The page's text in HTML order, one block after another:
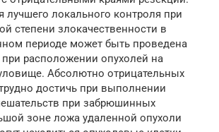
лучшего локального контроля при
степени злокачественности в
периоде может быть проведена
при расположении опухолей на
Абсолютно отрицательных
достичь при выполнении
при забрюшинных
зоне ложа удаленной опухоли